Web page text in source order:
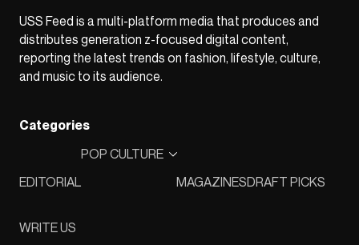
USS Feed is a multi-platform media that produces and
distributes generation z-focused digital content,
reporting the latest trends on fashion, lifestyle, culture,
and music to its audience.
Categories
EDITORIAL
POP CULTURE
MAGAZINESDRAFT PICKS
WRITE US